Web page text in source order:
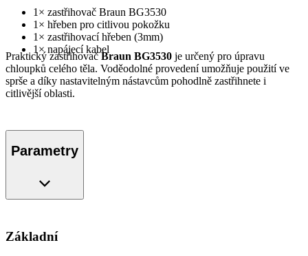
1× zastřihovač Braun BG3530
1× hřeben pro citlivou pokožku
1× zastřihovací hřeben (3mm)
1× napájecí kabel
Praktický zastřihovačBraun BG3530 je určený pro úpravu
chloupků celého těla. Voděodolné provedení umožňuje použití ve
sprše a díky nastavitelným nástavcům pohodlně zastřihnete i
citlivější oblasti.
Parametry
Základní